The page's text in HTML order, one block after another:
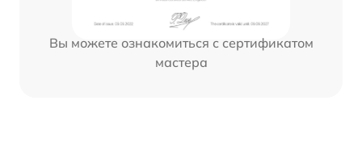
Вы можете ознакомиться с сертификатом
мастера